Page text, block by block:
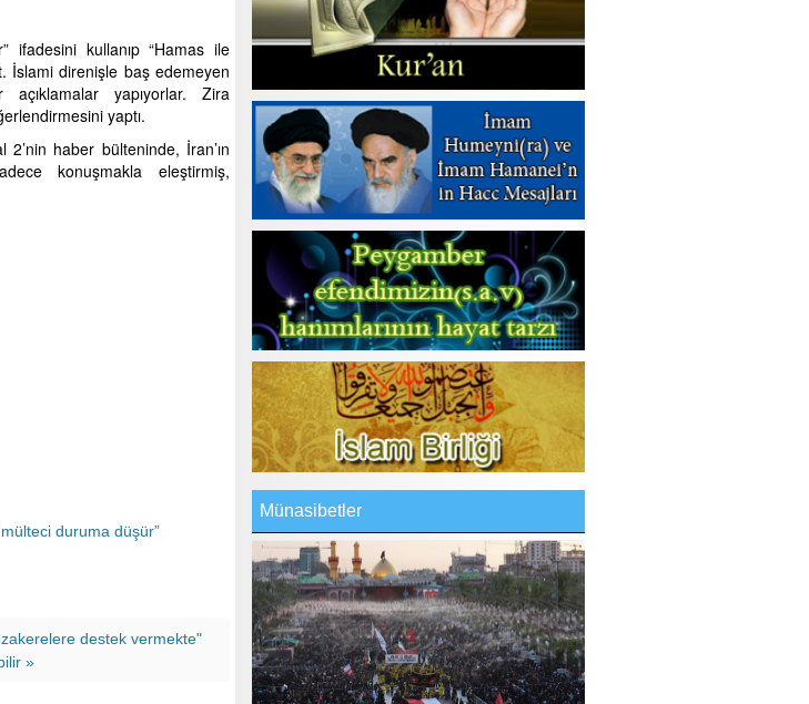
ifadesini kullanıp “Hamas ile
İslami direnişle baş edemeyen
yapıyorlar. Zira
yaptı.
haber bülteninde, İran’ın
konuşmakla eleştirmiş,
duruma düşür”
destek vermekte"
»
Münasibetler